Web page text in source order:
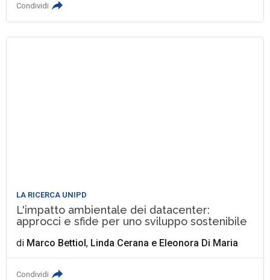
Condividi
LA RICERCA UNIPD
L'impatto ambientale dei datacenter:
approcci e sfide per uno sviluppo sostenibile
di Marco Bettiol, Linda Cerana e Eleonora Di Maria
Condividi